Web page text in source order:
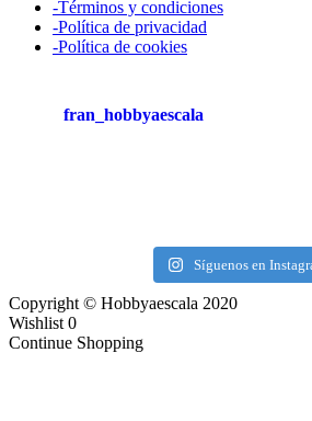
-Términos y condiciones
-Política de privacidad
-Política de cookies
fran_hobbyaescala
Síguenos en
Copyright © Hobbyaescala 2020
Wishlist 0
Continue Shopping